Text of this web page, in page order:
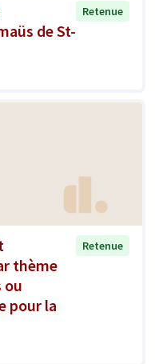
de St-
Retenue
thème
ou
pour la
Retenue